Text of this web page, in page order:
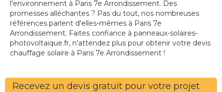
l'environnement à Paris 7e Arrondissement. Des
promesses alléchantes ? Pas du tout, nos nombreuses
références parlent d'elles-mêmes à Paris 7e
Arrondissement. Faites confiance à panneaux-solaires-
photovoltaique.fr, n'attendez plus pour obtenir votre devis
chauffage solaire à Paris 7e Arrondissement !
Recevez un devis gratuit pour votre projet